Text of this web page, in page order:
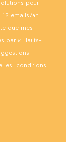
pour
12 emails/an
que mes
par « Hauts-
les conditions